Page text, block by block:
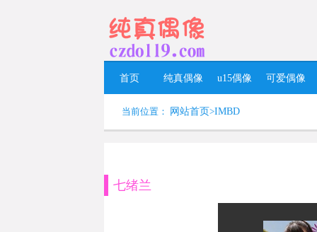
首页 纯真偶像 u15偶像 可爱偶像
当前位置： 网站首页>IMBD
七绪兰